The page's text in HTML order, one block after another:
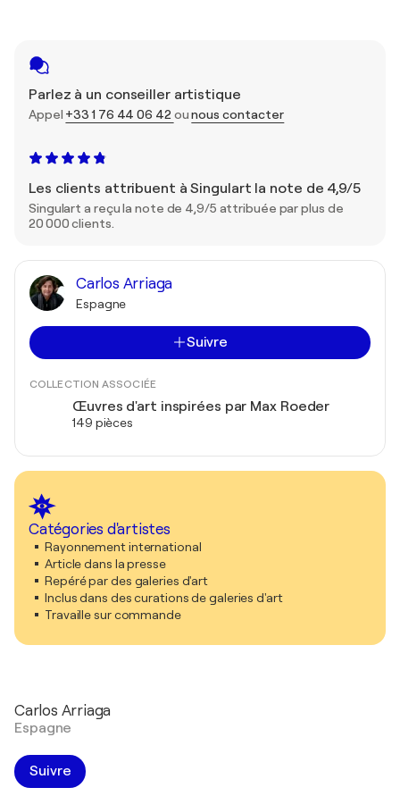
Parlez à un conseiller artistique
Appel +33 1 76 44 06 42 ounous contacter
Les clients attribuent à Singulart la note de 4,9/5
Singulart a reçu la note de 4,9/5 attribuée par plus de
20 000 clients.
Carlos Arriaga
Espagne
Suivre
COLLECTION ASSOCIÉE
Œuvres d'art inspirées par Max Roeder
149 pièces
Catégories d'artistes
Rayonnement international
Article dans la presse
Repéré par des galeries d'art
Inclus dans des curations de galeries d'art
Travaille sur commande
Carlos Arriaga
Espagne
Suivre